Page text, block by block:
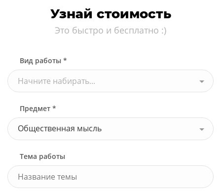
Узнай стоимость
Это быстро и бесплатно :)
Вид работы *
Начните набирать...
Предмет *
Общественная мысль
Тема работы